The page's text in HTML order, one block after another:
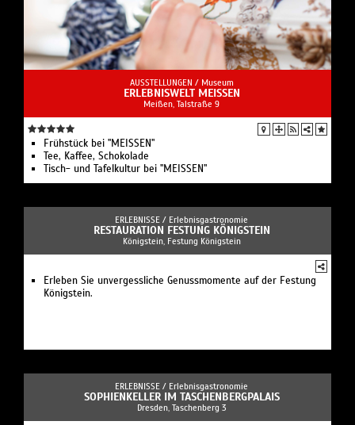
AUSSTELLUNGEN / Museum
ERLEBNISWELT MEISSEN
Meißen, Talstraße 9
Frühstück bei "MEISSEN"
Tee, Kaffee, Schokolade
Tisch- und Tafelkultur bei "MEISSEN"
ERLEBNISSE / Erlebnisgastronomie
RESTAURATION FESTUNG KÖNIGSTEIN
Königstein, Festung Königstein
Erleben Sie unvergessliche Genussmomente auf der Festung
Königstein.
ERLEBNISSE / Erlebnisgastronomie
SOPHIENKELLER IM TASCHENBERGPALAIS
Dresden, Taschenberg 3